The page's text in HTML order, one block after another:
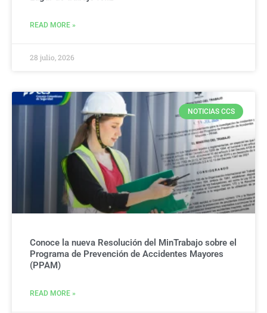
READ MORE »
28 julio, 2026
NOTICIAS CCS
Conoce la nueva Resolución del MinTrabajo sobre el
Programa de Prevención de Accidentes Mayores
(PPAM)
READ MORE »